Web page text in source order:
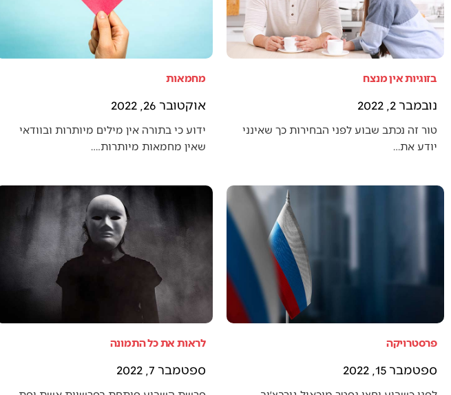
בזוגיות אין מנצח
נובמבר 2, 2022
טור זה נכתב שבוע לפני הבחירות כך שאינני
יודע את…
מחמאות
אוקטובר 26, 2022
ידוע כי בתורה אין מילים מיותרות ובוודאי
שאין מחמאות מיותרות.…
פרסטרויקה
ספטמבר 15, 2022
לראות את כל התמונה
ספטמבר 7, 2022